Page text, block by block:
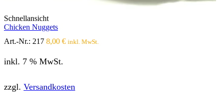
Schnellansicht
Chicken Nuggets
Art.-Nr.: 217 8,00 € inkl. MwSt.
inkl. 7 % MwSt.
zzgl. Versandkosten